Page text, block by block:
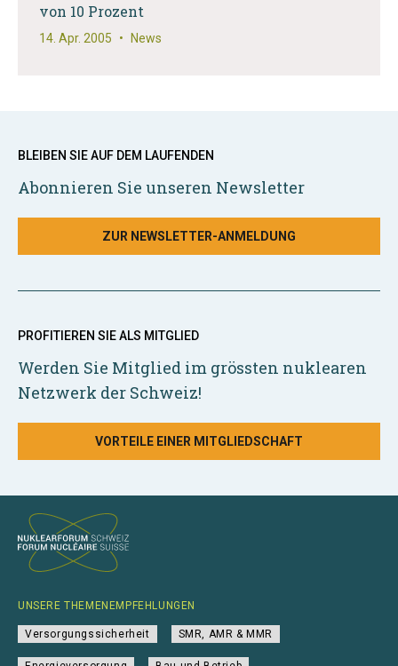
von 10 Prozent
14. Apr. 2005 • News
BLEIBEN SIE AUF DEM LAUFENDEN
Abonnieren Sie unseren Newsletter
ZUR NEWSLETTER-ANMELDUNG
PROFITIEREN SIE ALS MITGLIED
Werden Sie Mitglied im grössten nuklearen
Netzwerk der Schweiz!
VORTEILE EINER MITGLIEDSCHAFT
UNSERE THEMENEMPFEHLUNGEN
Versorgungssicherheit SMR, AMR & MMR